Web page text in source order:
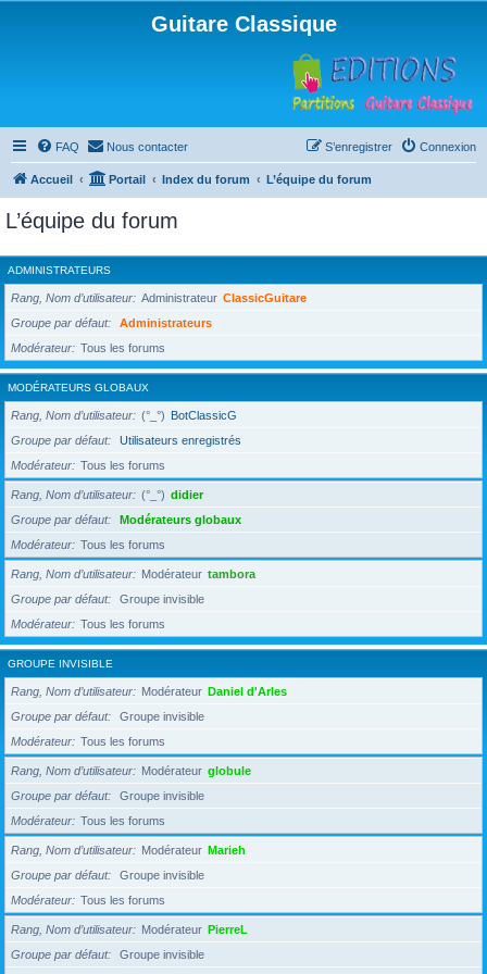
Guitare Classique
FAQ Nous contacter Connexion
S’enregistrer
Accueil Portail Index du forum L’équipe du forum
L’équipe du forum
ADMINISTRATEURS
Rang, Nom d’utilisateur Administrateur ClassicGuitare
Groupe par défaut
Administrateurs
Modérateur
Tous les forums
MODÉRATEURS GLOBAUX
Rang, Nom d’utilisateur (°_°) BotClassicG
Groupe par défaut
Utilisateurs enregistrés
Modérateur
Tous les forums
Rang, Nom d’utilisateur (°_°) didier
Groupe par défaut
Modérateurs globaux
Modérateur
Tous les forums
Rang, Nom d’utilisateur Modérateur tambora
Groupe par défaut
Groupe invisible
Modérateur
Tous les forums
GROUPE INVISIBLE
Rang, Nom d’utilisateur Modérateur Daniel d'Arles
Groupe par défaut
Groupe invisible
Modérateur
Tous les forums
Rang, Nom d’utilisateur Modérateur globule
Groupe par défaut
Groupe invisible
Modérateur
Tous les forums
Rang, Nom d’utilisateur Modérateur Marieh
Groupe par défaut
Groupe invisible
Modérateur
Tous les forums
Rang, Nom d’utilisateur Modérateur PierreL
Groupe par défaut
Groupe invisible